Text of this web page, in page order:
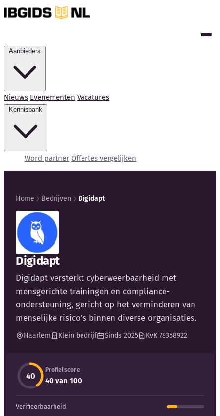
Nieuws Evenementen Vacatures
Word partner Offertes vergelijken
Kennisbank
Blog
Bedrijfsupdates
Externe bronnen
Auteurs
Home Bedrijven Digidapt
Digidapt
Digidapt versterkt cyberweerbaarheid met
mensgerichte trainingen en compliance-
ondersteuning, gericht op het verminderen van
menselijke risico’s binnen diverse organisaties.
Haarlem Klein bedrijf Sinds 2025 KvK 78358922
40
Profielscore
40 van 100
Verifieerbaarheid